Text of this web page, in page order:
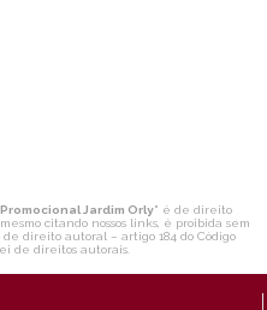
Jardim Orly" é de direito
citando nossos links, é proibida sem
direito autoral – artigo 184 do Código
de direitos autorais